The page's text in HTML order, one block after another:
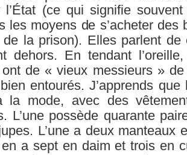
l’État (ce qui signifie
les moyens de s’acheter des
de la prison). Elles parlent
dehors. En tendant
de « vieux messieurs »
entourés. J’apprends
la mode, avec des
L’une possède quarante
L’une a deux manteaux
en a sept en daim et trois en